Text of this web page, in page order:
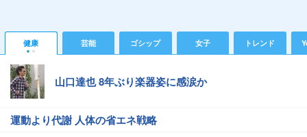
健康 芸能 ゴシップ 女子 トレンド
山口達也 8年ぶり楽器姿に感涙か
運動より代謝 人体の省エネ戦略